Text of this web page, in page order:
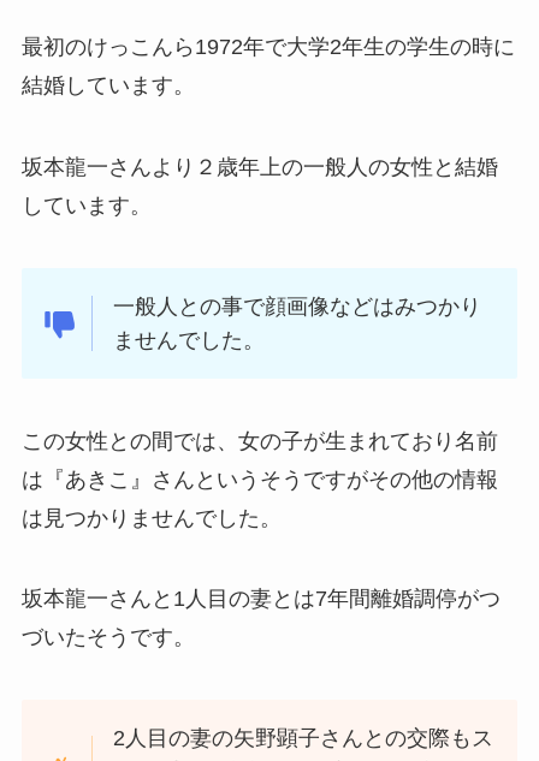
最初のけっこんら1972年で大学2年生の学生の時に
結婚しています。
坂本龍一さんより２歳年上の一般人の女性と結婚
しています。
一般人との事で顔画像などはみつかり
ませんでした。
この女性との間では、女の子が生まれており名前
は『あきこ』さんというそうですがその他の情報
は見つかりませんでした。
坂本龍一さんと1人目の妻とは7年間離婚調停がつ
づいたそうです。
2人目の妻の矢野顕子さんとの交際もス